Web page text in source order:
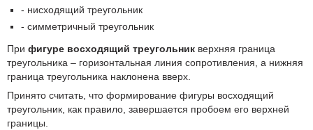
- нисходящий треугольник
- симметричный треугольник
При фигуре восходящий треугольник верхняя граница
треугольника – горизонтальная линия сопротивления, а нижняя
граница треугольника наклонена вверх.
Принято считать, что формирование фигуры восходящий
треугольник, как правило, завершается пробоем его верхней
границы.